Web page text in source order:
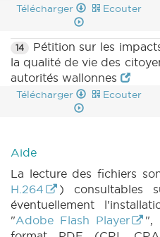
Télécharger Ecouter
14
Pétition sur les
la qualité de vie des
autorités wallonnes
Télécharger Ecouter
Aide
La lecture des fichiers
H.264
) consultables
éventuellement
"Adobe Flash Player
",